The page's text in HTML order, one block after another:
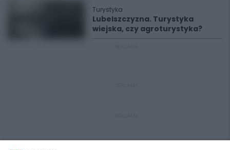
Turystyka
Lubelszczyzna. Turystyka
wiejska, czy agroturystyka?